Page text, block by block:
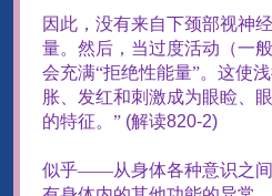
因此，没有来自下颈部视神
量。然后，当过度活动（一
会充满“拒绝性能量”。这使
胀、发红和刺激成为眼睑、
的特征。” (解读820-2)
似乎——从身体各种意识之